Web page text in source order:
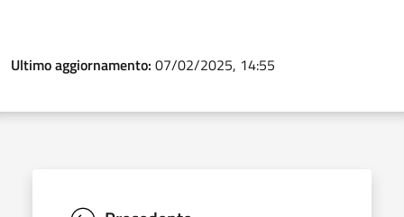
Ultimo aggiornamento: 07/02/2025, 14:55